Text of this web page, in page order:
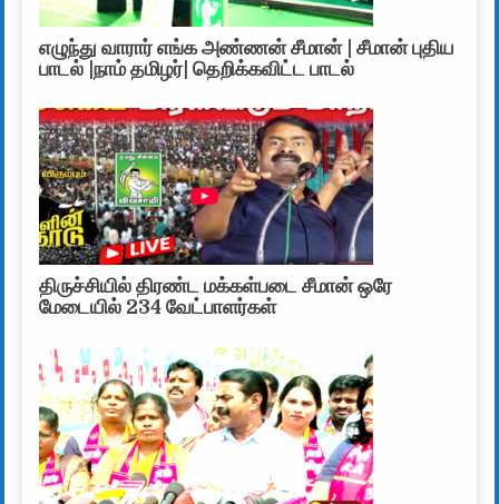
எழுந்து வாரார் எங்க அண்ணன் சீமான் | சீமான் புதிய
பாடல் |நாம் தமிழர்| தெறிக்கவிட்ட பாடல்
திருச்சியில் திரண்ட மக்கள்படை சீமான் ஒரே
மேடையில் 234 வேட்பாளர்கள்